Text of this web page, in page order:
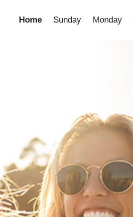
Home Sunday Monday